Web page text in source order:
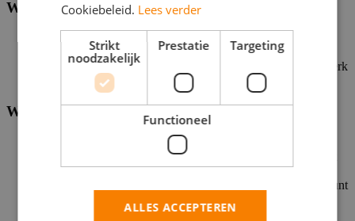
Wie ben jij?
Je bent 15 jaar of ouder
Je hebt zin om te leren en nieuwe dingen te doen
Teamwork geeft jou energie! Want samen maken we het werk
beter én leuker
Wat krijg je van ons?
Een salaris waar je blij van wordt
Flexibiliteit, waardoor je je werk goed kunt combineren met
andere activiteiten of verplichtingen
Een fijne werkplek met gezellige collega’s, waar jij jezelf kunt
Cookiebeleid. Lees verder
Strikt
noodzakelijk
Prestatie Targeting
Functioneel
ALLES ACCEPTEREN